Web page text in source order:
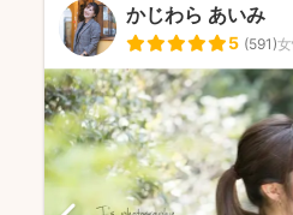
かじわら あいみ
5 (591)